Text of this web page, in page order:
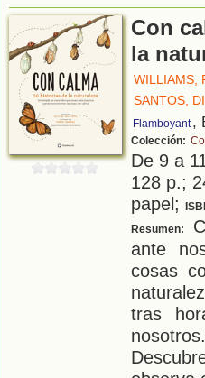
Con
la
WILLIAMS,
SANTOS,
Flamboyant ,
Colección:
De 9 a
128 p.;
papel;
Resumen:
ante
cosas
tras